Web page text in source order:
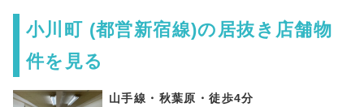
小川町 (都営新宿線)の居抜き店舗物
件を見る
山手線・秋葉原・徒歩4分